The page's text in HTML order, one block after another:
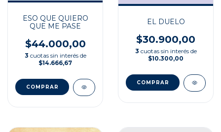
ESO QUE QUIERO
QUE ME PASE
$44.000,00
3 cuotas sin interés de
$14.666,67
EL DUELO
$30.900,00
3 cuotas sin interés de
$10.300,00